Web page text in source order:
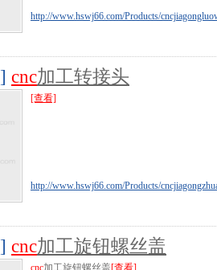
http://www.hswj66.com/Products/
] cnc加工转接头
[查看]
http://www.hswj66.com/Products/
] cnc加工旋钮螺丝盖
cnc加工旋钮螺丝盖[查看]